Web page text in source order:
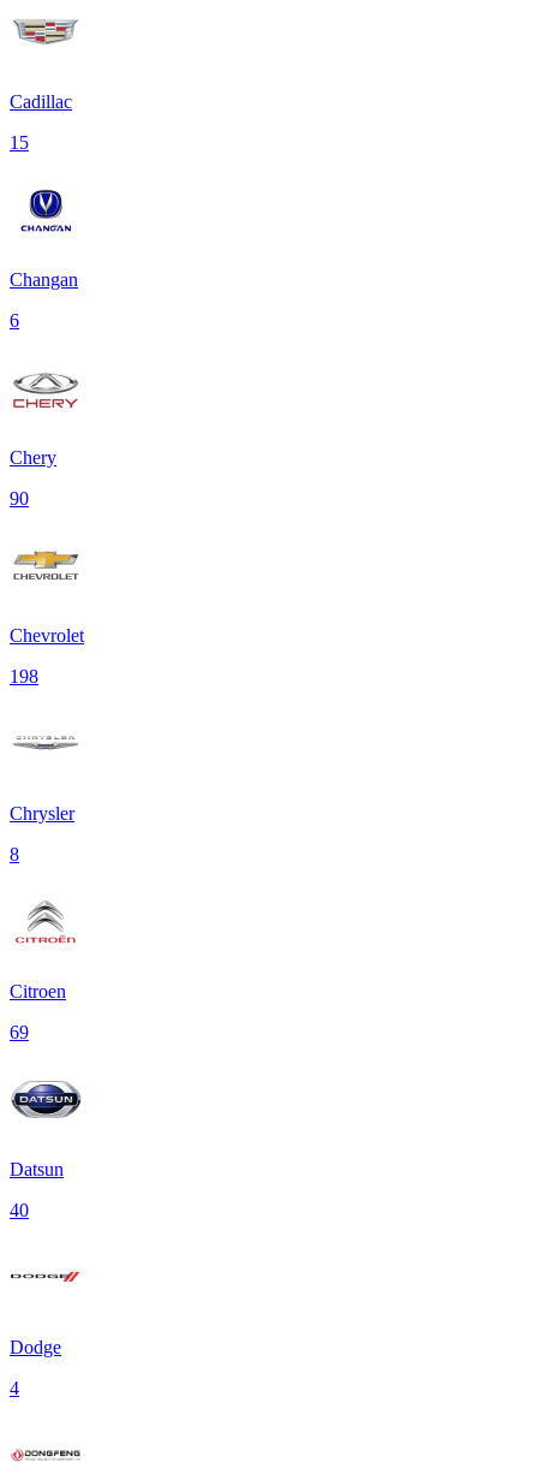
Cadillac
15
Changan
6
Chery
90
Chevrolet
198
Chrysler
8
Citroen
69
Datsun
40
Dodge
4